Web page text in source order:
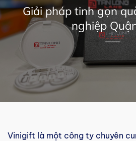
Giải pháp tinh gọn
nghiệp
Vinigift là một công ty chuyên